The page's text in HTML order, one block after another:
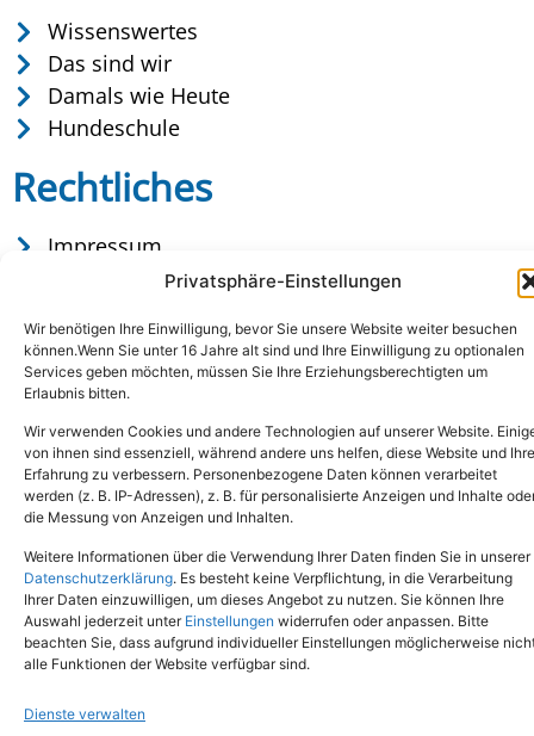
Privatsphäre-Einstellungen
Wir benötigen Ihre Einwilligung, bevor Sie unsere Website weiter besuchen
können.Wenn Sie unter 16 Jahre alt sind und Ihre Einwilligung zu optionalen
Services geben möchten, müssen Sie Ihre Erziehungsberechtigten um
Erlaubnis bitten.
Wir verwenden Cookies und andere Technologien auf unserer Website.
von ihnen sind essenziell, während andere uns helfen, diese Website und Ihre
Erfahrung zu verbessern. Personenbezogene Daten können verarbeitet
werden (z. B. IP-Adressen), z. B. für personalisierte Anzeigen und Inhalte
die Messung von Anzeigen und Inhalten.
Weitere Informationen über die Verwendung Ihrer Daten finden Sie in unserer
Datenschutzerklärung. Es besteht keine Verpflichtung, in die Verarbeitung
Ihrer Daten einzuwilligen, um dieses Angebot zu nutzen. Sie können Ihre
Auswahl jederzeit unter Einstellungen widerrufen oder anpassen. Bitte
beachten Sie, dass aufgrund individueller Einstellungen möglicherweise
alle Funktionen der Website verfügbar sind.
Dienste verwalten
Wissenswertes
Das sind wir
Damals wie Heute
Hundeschule
Rechtliches
Impressum
Datenschutz
Copyright © 2024. Alle Rechte vorbehalten.
Tel.: (02651) - 77438info@tierheim-mayen.de
In der Pluns 1, 56727 Mayen